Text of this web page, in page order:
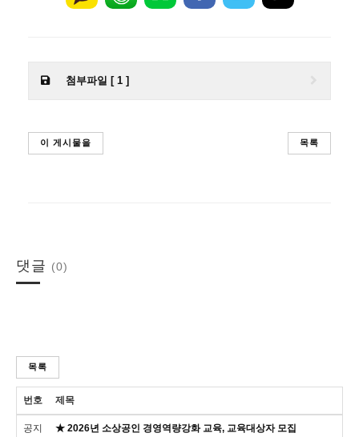
첨부파일 [ 1 ]
이 게시물을 목록
댓글 (0)
목록
번호 제목
공지 ★ 2026년 소상공인 경영역량강화 교육, 교육대상자 모집